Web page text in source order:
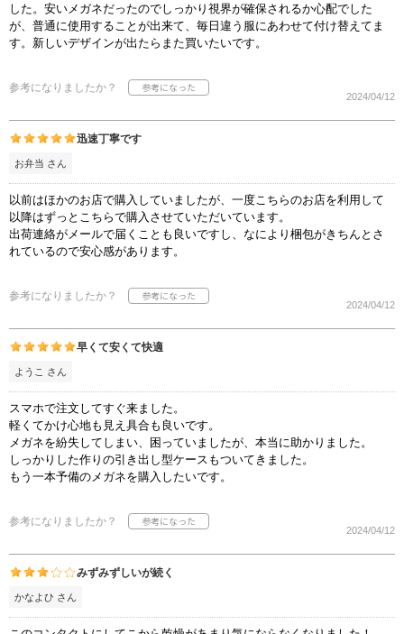
した。安いメガネだったのでしっかり視界が確保されるか心配でした
が、普通に使用することが出来て、毎日違う服にあわせて付け替えてま
す。新しいデザインが出たらまた買いたいです。
参考になりましたか？
2024/04/12
迅速丁寧です
お弁当 さん
以前はほかのお店で購入していましたが、一度こちらのお店を利用して
以降はずっとこちらで購入させていただいています。
出荷連絡がメールで届くことも良いですし、なにより梱包がきちんとさ
れているので安心感があります。
参考になりましたか？
2024/04/12
早くて安くて快適
ようこ さん
スマホで注文してすぐ来ました。
軽くてかけ心地も見え具合も良いです。
メガネを紛失してしまい、困っていましたが、本当に助かりました。
しっかりした作りの引き出し型ケースもついてきました。
もう一本予備のメガネを購入したいです。
参考になりましたか？
2024/04/12
みずみずしいが続く
かなよひ さん